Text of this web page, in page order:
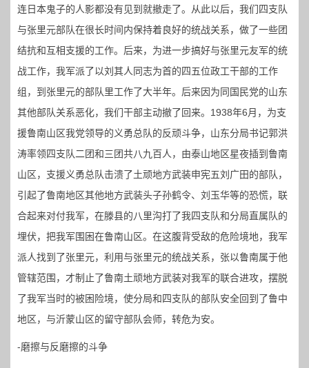
连日本鬼子的人影都没有见到就撤走了。从此以后，我们四支队
与张里元部队在很长时间内保持着良好的统战关系，做了一些团
结抗和互相支援的工作。后来，为进一步搞好与张里元友军的统
战工作，我军派了以刘其人同志为首的四五位政工干部的工作
组，到张里元的部队里工作了大半年。后来因为同国民党的山东
其他部队关系恶化，我们干部主动撤了回来。1938年6月，为支
援鲁南山区我党领导的义勇总队的反顽斗争，山东分局书记郭洪
涛率领四支队二团和三团共八九百人，由泰山地区星夜插到鲁南
山区，支援义勇总队击溃了土顽地方武装申宪五刘广田的部队，
引起了鲁南地区其他地方武装头子孙鹤令、刘玉华等的恐慌，联
合起来对付我军，在滕县的八里沟打了我四支队和分局直属队的
埋伏，把我军围困在鲁南山区。在这腹背受敌的危险境地，我军
派人找到了张里元，利用与张里元的统战关系，张以鲁南属于他
管辖范围，才制止了鲁南土顽地方武装对我军的联合进攻，摆脱
了我军当时的被困险境，使分局和四支队的部队安全回到了鲁中
地区，与沂蒙山区的留守部队会师，转危为安。
-磨擦与反磨擦的斗争